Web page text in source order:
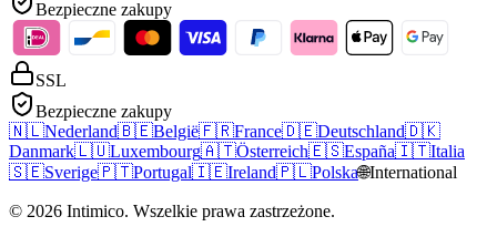
Bezpieczne zakupy
SSL
Bezpieczne zakupy
🇳🇱Nederland🇧🇪België🇫🇷France🇩🇪Deutschland🇩🇰
Danmark🇱🇺Luxembourg🇦🇹Österreich🇪🇸España🇮🇹Italia
🇸🇪Sverige🇵🇹Portugal🇮🇪Ireland🇵🇱Polska🌐International
© 2026 Intimico. Wszelkie prawa zastrzeżone.